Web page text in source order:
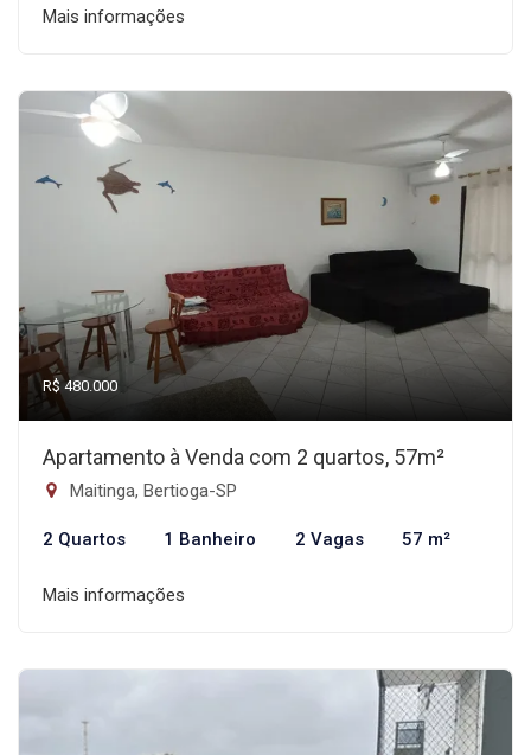
Mais informações
R$ 480.000
Apartamento à Venda com 2 quartos, 57m²
Maitinga, Bertioga-SP
2 Quartos 1 Banheiro 2 Vagas 57 m²
Mais informações